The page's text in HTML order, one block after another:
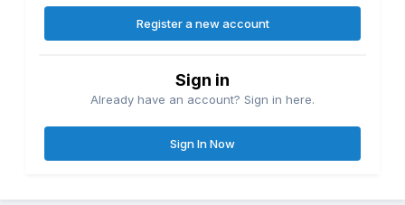
Register a new account
Sign in
Already have an account? Sign in here.
Sign In Now